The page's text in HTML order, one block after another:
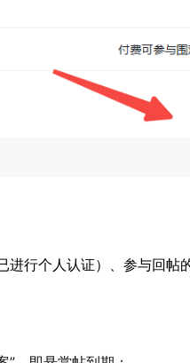
行个人认证）、参与回帖